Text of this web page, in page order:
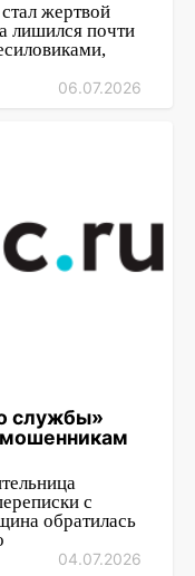
жертвой
лишился почти
06.07.2026
службы»
мошенникам
с
обратилась
04.07.2026